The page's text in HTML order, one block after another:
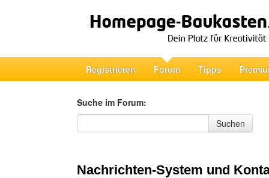
Registrieren Forum Tipps
Suche im Forum:
Suche im Forum
Suchen
Nachrichten-System und